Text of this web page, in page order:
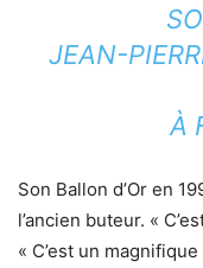
JEAN-
À
Son Ballon d’Or en
l’ancien buteur. «
« C’est un